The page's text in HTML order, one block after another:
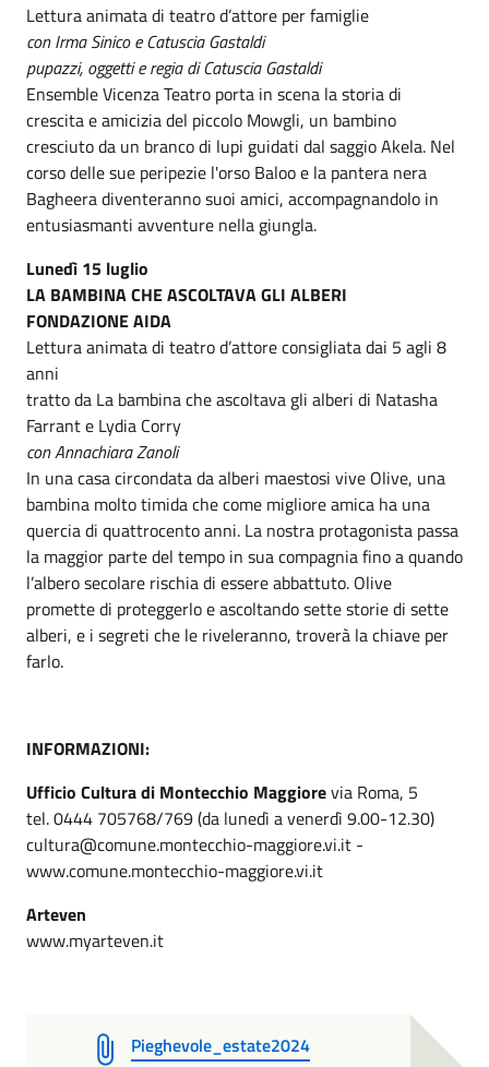
Lettura animata di teatro d’attore per famiglie
con Irma Sinico e Catuscia Gastaldi
pupazzi, oggetti e regia di Catuscia Gastaldi
Ensemble Vicenza Teatro porta in scena la storia di
crescita e amicizia del piccolo Mowgli, un bambino
cresciuto da un branco di lupi guidati dal saggio Akela. Nel
corso delle sue peripezie l'orso Baloo e la pantera nera
Bagheera diventeranno suoi amici, accompagnandolo in
entusiasmanti avventure nella giungla.
Lunedì 15 luglio
LA BAMBINA CHE ASCOLTAVA GLI ALBERI
FONDAZIONE AIDA
Lettura animata di teatro d’attore consigliata dai 5 agli 8
anni
tratto da La bambina che ascoltava gli alberi di Natasha
Farrant e Lydia Corry
con Annachiara Zanoli
In una casa circondata da alberi maestosi vive Olive, una
bambina molto timida che come migliore amica ha una
quercia di quattrocento anni. La nostra protagonista passa
la maggior parte del tempo in sua compagnia fino a quando
l’albero secolare rischia di essere abbattuto. Olive
promette di proteggerlo e ascoltando sette storie di sette
alberi, e i segreti che le riveleranno, troverà la chiave per
farlo.
INFORMAZIONI:
Ufficio Cultura di Montecchio Maggiorevia Roma, 5
tel. 0444 705768/769 (da lunedì a venerdì 9.00-12.30)
cultura@comune.montecchio-maggiore.vi.it -
www.comune.montecchio-maggiore.vi.it
Arteven
www.myarteven.it
Pieghevole_estate2024